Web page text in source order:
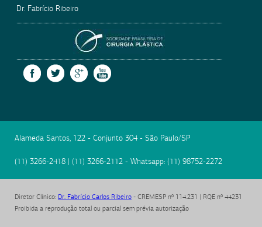
Dr. Fabrício Ribeiro
FACEBOOKTWITTERGOOGLE +
Alameda Santos, 122 - Conjunto 304 - São Paulo/SP
(11) 3266-2418 | (11) 3266-2112 - Whatsapp: (11) 98752-2272
Diretor Clínico: Dr. Fabrício Carlos Ribeiro - CREMESP nº 114.231 | RQE nº 44231
Proibida a reprodução total ou parcial sem prévia autorização